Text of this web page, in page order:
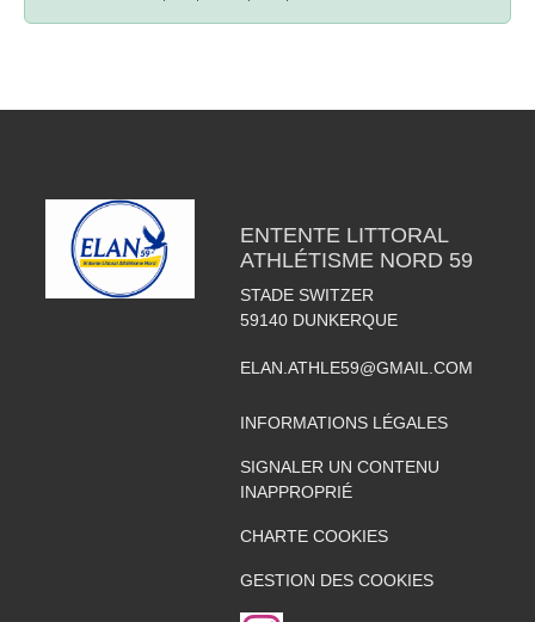
ENTENTE LITTORAL
ATHLÉTISME NORD 59
STADE SWITZER
59140 DUNKERQUE
ELAN.ATHLE59@GMAIL.COM
INFORMATIONS LÉGALES
SIGNALER UN CONTENU
INAPPROPRIÉ
CHARTE COOKIES
GESTION DES COOKIES